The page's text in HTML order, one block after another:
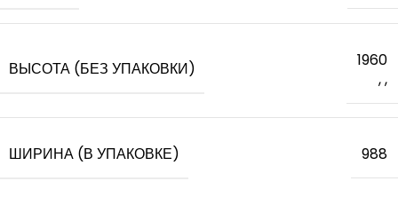
ВЫСОТА (БЕЗ УПАКОВКИ)
1960
,,
ШИРИНА (В УПАКОВКЕ) 988